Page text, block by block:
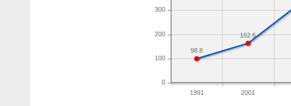
1991 2001
0
100
200
300
162.6
98.8